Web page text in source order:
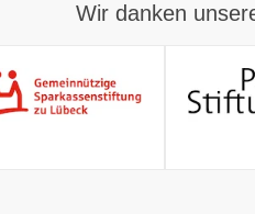
Wir danken